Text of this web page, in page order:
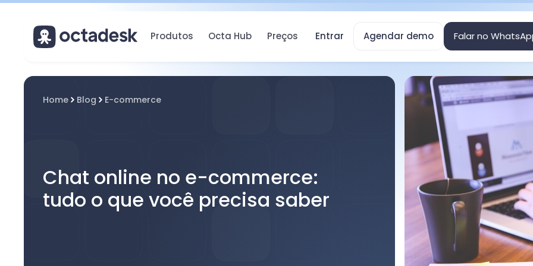
Entrar Agendar demo Falar no
Produtos Octa Hub Preços
Home Blog E-commerce
Chat online no e-commerce:
tudo o que você precisa saber